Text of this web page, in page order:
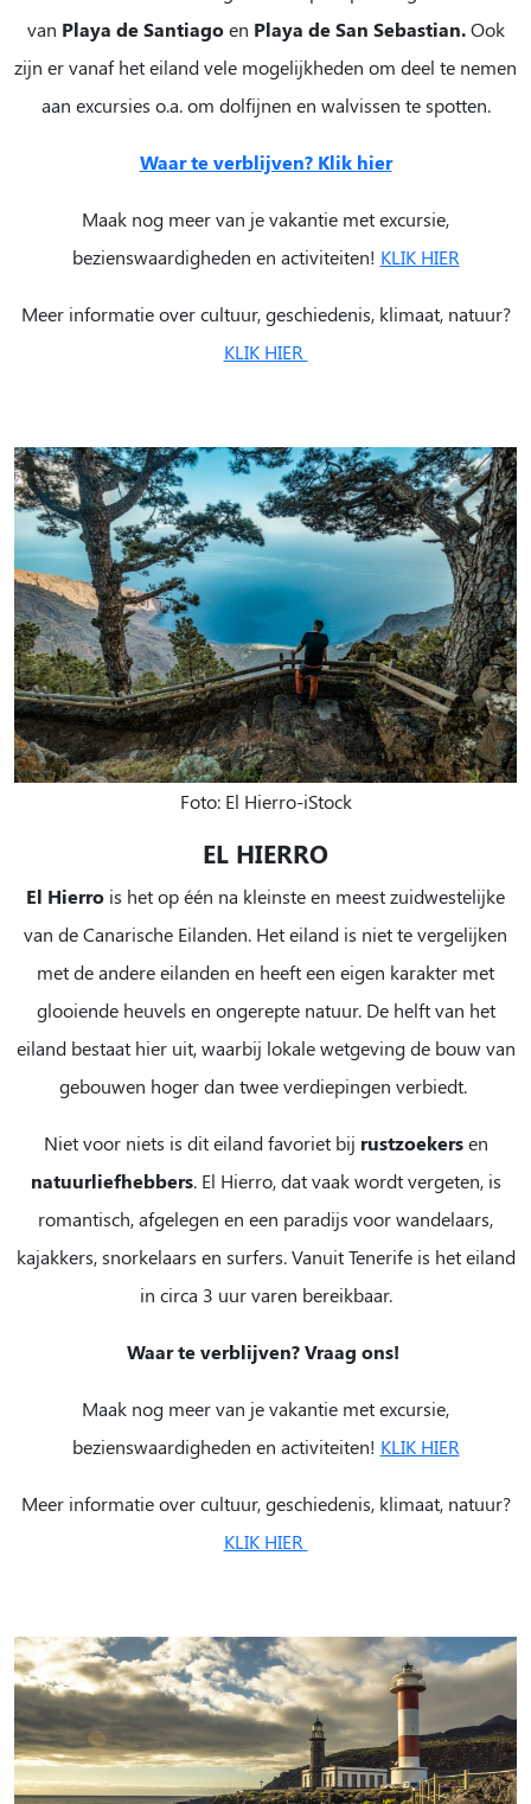
van Playa de Santiagoen Playa de San Sebastian.Ook
zijn er vanaf het eiland vele mogelijkheden om deel te nemen
aan excursies o.a. om dolfijnen en walvissen te spotten.
Waar te verblijven? Klik hier
Maak nog meer van je vakantie met excursie,
bezienswaardigheden en activiteiten! KLIK HIER
Meer informatie over cultuur, geschiedenis, klimaat, natuur?
KLIK HIER
Foto: El Hierro-iStock
EL HIERRO
El Hierro is het op één na kleinste en meest zuidwestelijke
van de Canarische Eilanden. Het eiland is niet te vergelijken
met de andere eilanden en heeft een eigen karakter met
glooiende heuvels en ongerepte natuur. De helft van het
eiland bestaat hier uit, waarbij lokale wetgeving de bouw van
gebouwen hoger dan twee verdiepingen verbiedt.
Niet voor niets is dit eiland favoriet bij rustzoekersen
natuurliefhebbers. El Hierro, dat vaak wordt vergeten, is
romantisch, afgelegen en een paradijs voor wandelaars,
kajakkers, snorkelaars en surfers. Vanuit Tenerife is het eiland
in circa 3 uur varen bereikbaar.
Waar te verblijven? Vraag ons!
Maak nog meer van je vakantie met excursie,
bezienswaardigheden en activiteiten! KLIK HIER
Meer informatie over cultuur, geschiedenis, klimaat, natuur?
KLIK HIER